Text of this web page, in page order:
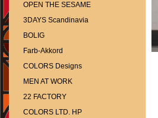
OPEN THE SESAME
3DAYS Scandinavia
BOLIG
Farb-Akkord
COLORS Designs
MEN AT WORK
22 FACTORY
COLORS LTD. HP